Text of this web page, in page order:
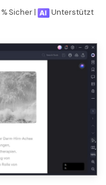
Sicher |
Unterstützt